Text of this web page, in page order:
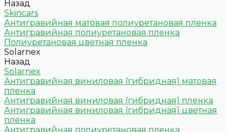
Назад
Skincars
Антигравийная матовая полиуретановая пленка
Антигравийная полиуретановая пленка
Полиуретановая цветная пленка
Solarnex
Назад
Solarnex
Антигравийная виниловая (гибридная) матовая
пленка
Антигравийная виниловая (гибридная) пленка
Антигравийная виниловая (гибридная) цветная
пленка
Антигравийная полиуретановая пленка